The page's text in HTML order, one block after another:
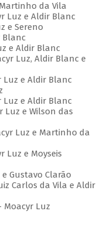
da Vila
Luz e Aldir Blanc
e Sereno
Blanc
e Aldir Blanc
Luz, Aldir Blanc e
Luz e Aldir Blanc
Luz e Aldir Blanc
Luz e Wilson das
Luz e Martinho da
Luz e Moyseis
Gustavo Clarão
Carlos da Vila e Aldir
Moacyr Luz